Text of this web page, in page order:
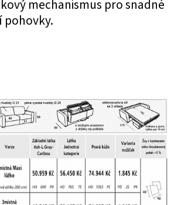
mechanismus pro snadné